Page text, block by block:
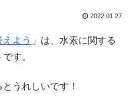
2022.01.27
よう 」は、水素に関する
す。
うれしいです！